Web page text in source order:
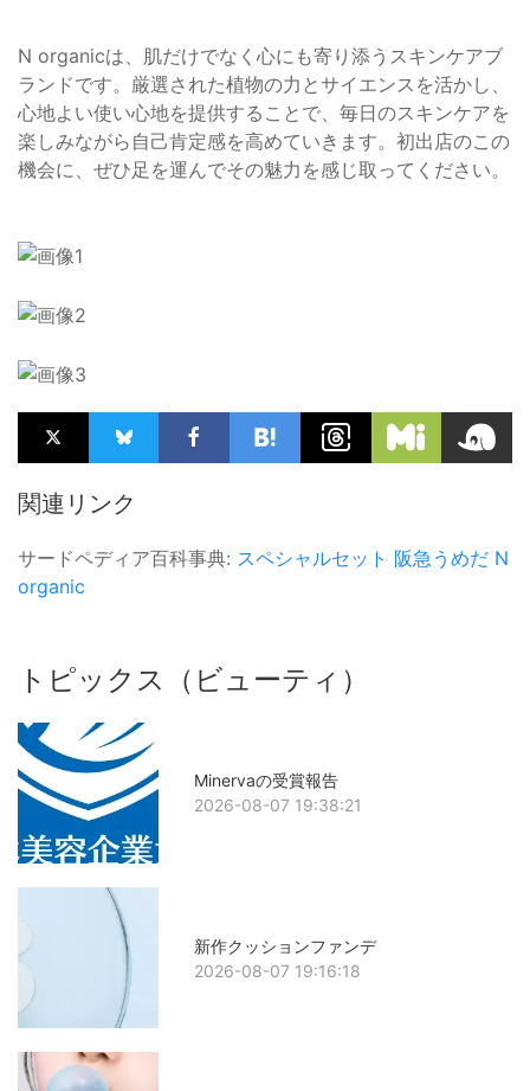
N organicは、肌だけでなく心にも寄り添うスキンケアブ
ランドです。厳選された植物の力とサイエンスを活かし、
心地よい使い心地を提供することで、毎日のスキンケアを
楽しみながら自己肯定感を高めていきます。初出店のこの
機会に、ぜひ足を運んでその魅力を感じ取ってください。
関連リンク
サードペディア百科事典: スペシャルセット 阪急うめだ N
organic
トピックス（ビューティ）
Minervaの受賞報告
2026-08-07 19:38:21
新作クッションファンデ
2026-08-07 19:16:18